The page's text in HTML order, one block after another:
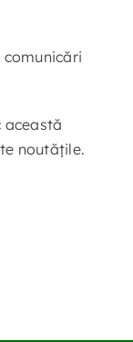
această
noutățile.